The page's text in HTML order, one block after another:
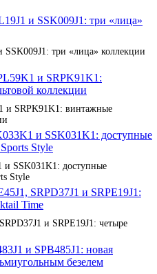
SSK009J1: три «лица» коллекции
и SRPK91K1: винтажные
и SSK031K1: доступные
Style
и SRPE19J1: четыре